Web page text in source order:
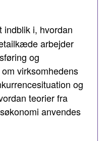
indblik i, hvordan
arbejder
og
virksomhedens
og
teorier fra
anvendes